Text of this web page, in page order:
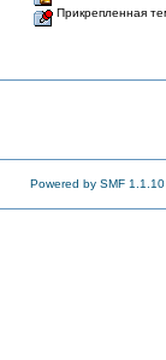
Прикрепленная
Powered by SMF 1.1.10